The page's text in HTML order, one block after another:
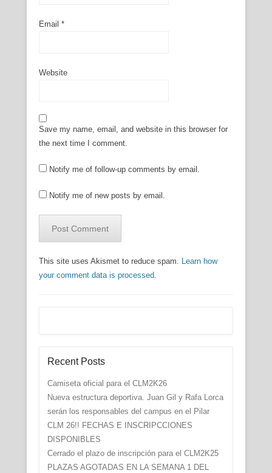
Email *
Website
Save my name, email, and website in this browser for
the next time I comment.
Notify me of follow-up comments by email.
Notify me of new posts by email.
This site uses Akismet to reduce spam. Learn how
your comment data is processed.
Recent Posts
Camiseta oficial para el CLM2K26
Nueva estructura deportiva. Juan Gil y Rafa Lorca
serán los responsables del campus en el Pilar
CLM 26!! FECHAS E INSCRIPCCIONES
DISPONIBLES
Cerrado el plazo de inscripción para el CLM2K25
PLAZAS AGOTADAS EN LA SEMANA 1 DEL